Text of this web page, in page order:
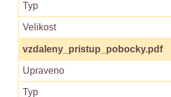
vzdaleny_pristup_pobocky.pdf